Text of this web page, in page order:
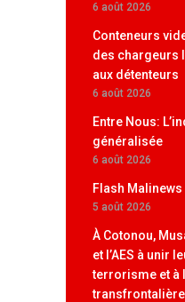
6 août 2026
Conteneurs
des chargeurs
aux détenteurs
6 août 2026
Entre Nous:
généralisée
6 août 2026
Flash
5 août 2026
À Cotonou,
et l’AES à unir
terrorisme et à
transfrontalière